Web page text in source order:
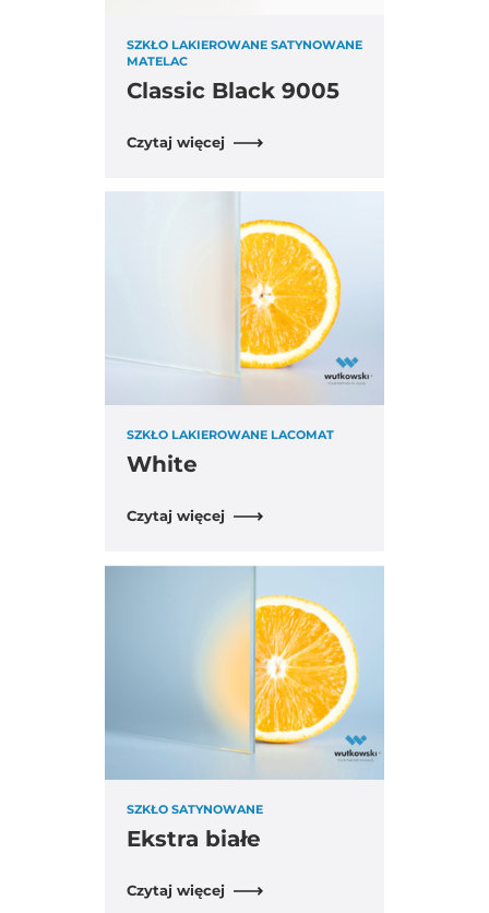
SZKŁO LAKIEROWANE SATYNOWANE
MATELAC
Classic Black 9005
Czytaj więcej
SZKŁO LAKIEROWANE LACOMAT
White
Czytaj więcej
SZKŁO SATYNOWANE
Ekstra białe
Czytaj więcej